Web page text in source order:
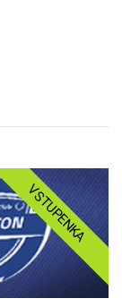
VSTUPENKA